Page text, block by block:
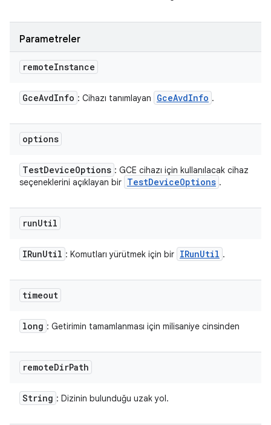
Parametreler
remoteInstance
GceAvdInfo : Cihazı tanımlayan GceAvdInfo .
options
TestDeviceOptions : GCE cihazı için kullanılacak cihaz
seçeneklerini açıklayan bir TestDeviceOptions .
runUtil
IRunUtil : Komutları yürütmek için bir IRunUtil .
timeout
long : Getirimin tamamlanması için milisaniye cinsinden
remoteDirPath
String : Dizinin bulunduğu uzak yol.